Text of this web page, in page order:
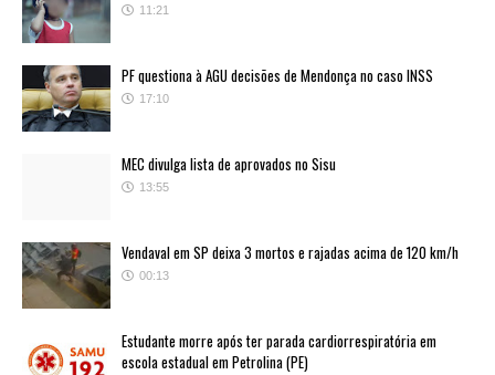
11:21
PF questiona à AGU decisões de Mendonça no caso INSS
17:10
MEC divulga lista de aprovados no Sisu
13:55
Vendaval em SP deixa 3 mortos e rajadas acima de 120 km/h
00:13
Estudante morre após ter parada cardiorrespiratória em
escola estadual em Petrolina (PE)